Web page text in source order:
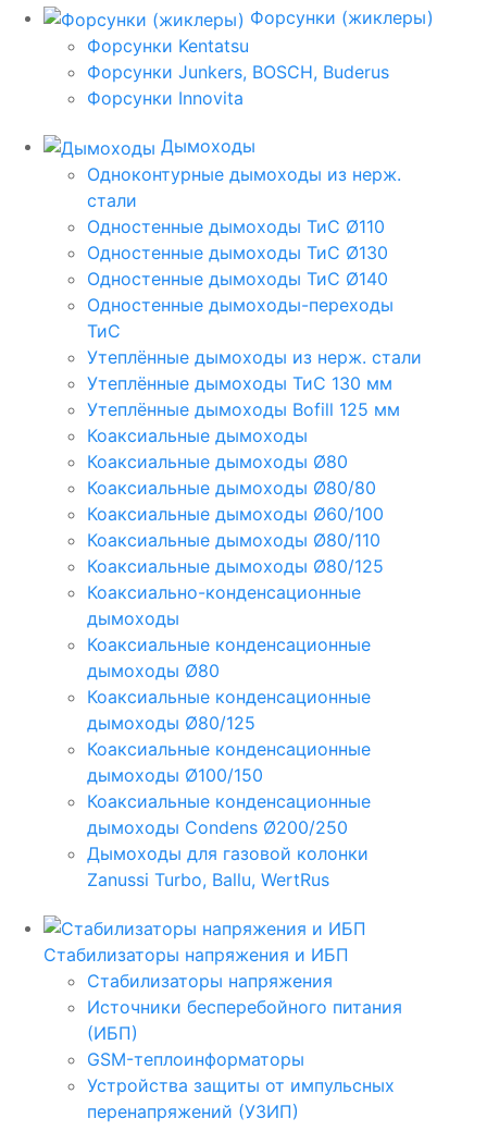
Форсунки (жиклеры)
Форсунки Kentatsu
Форсунки Junkers, BOSCH, Buderus
Форсунки Innovita
Дымоходы
Одноконтурные дымоходы из нерж.
стали
Одностенные дымоходы ТиС Ø110
Одностенные дымоходы ТиС Ø130
Одностенные дымоходы ТиС Ø140
Одностенные дымоходы-переходы
ТиС
Утеплённые дымоходы из нерж. стали
Утеплённые дымоходы ТиС 130 мм
Утеплённые дымоходы Bofill 125 мм
Коаксиальные дымоходы
Коаксиальные дымоходы Ø80
Коаксиальные дымоходы Ø80/80
Коаксиальные дымоходы Ø60/100
Коаксиальные дымоходы Ø80/110
Коаксиальные дымоходы Ø80/125
Коаксиально-конденсационные
дымоходы
Коаксиальные конденсационные
дымоходы Ø80
Коаксиальные конденсационные
дымоходы Ø80/125
Коаксиальные конденсационные
дымоходы Ø100/150
Коаксиальные конденсационные
дымоходы Condens Ø200/250
Дымоходы для газовой колонки
Zanussi Turbo, Ballu, WertRus
Стабилизаторы напряжения и ИБП
Стабилизаторы напряжения
Источники бесперебойного питания
(ИБП)
GSM-теплоинформаторы
Устройства защиты от импульсных
перенапряжений (УЗИП)